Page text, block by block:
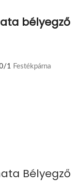
bélyegző
1 Festékpárna
Bélyegző